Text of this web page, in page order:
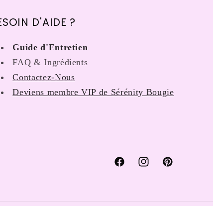
D'AIDE ?
Guide d'Entretien
FAQ & Ingrédients
Contactez-Nous
Deviens membre VIP de Sérénity Bougie
FacebookInstagramPinterest